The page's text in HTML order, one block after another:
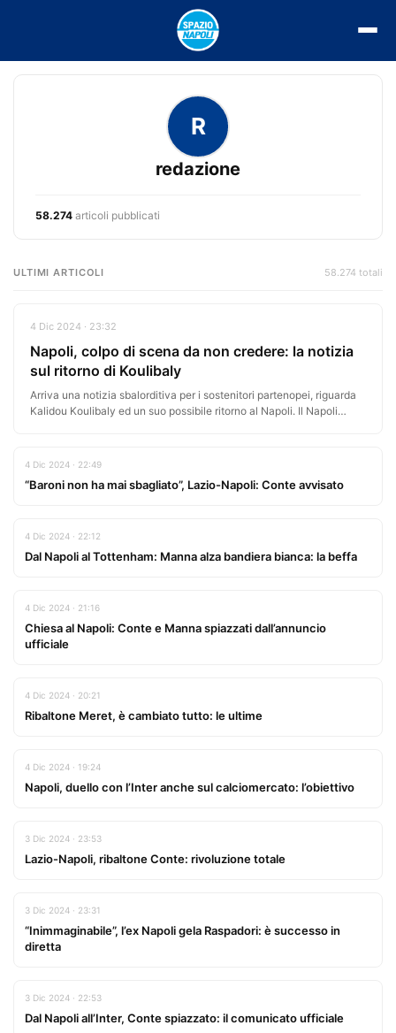
R
redazione
58.274 articoli pubblicati
ULTIMI ARTICOLI 58.274 totali
4 Dic 2024 · 23:32
Napoli, colpo di scena da non credere: la notizia
sul ritorno di Koulibaly
Arriva una notizia sbalorditiva per i sostenitori partenopei, riguarda
Kalidou Koulibaly ed un suo possibile ritorno al Napoli. Il Napoli…
4 Dic 2024 · 22:49
“Baroni non ha mai sbagliato”, Lazio-Napoli: Conte avvisato
4 Dic 2024 · 22:12
Dal Napoli al Tottenham: Manna alza bandiera bianca: la beffa
4 Dic 2024 · 21:16
Chiesa al Napoli: Conte e Manna spiazzati dall’annuncio
ufficiale
4 Dic 2024 · 20:21
Ribaltone Meret, è cambiato tutto: le ultime
4 Dic 2024 · 19:24
Napoli, duello con l’Inter anche sul calciomercato: l’obiettivo
3 Dic 2024 · 23:53
Lazio-Napoli, ribaltone Conte: rivoluzione totale
3 Dic 2024 · 23:31
“Inimmaginabile”, l’ex Napoli gela Raspadori: è successo in
diretta
3 Dic 2024 · 22:53
Dal Napoli all’Inter, Conte spiazzato: il comunicato ufficiale